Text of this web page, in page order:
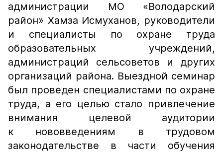
администрации МО «Володарский
район» Хамза Исмуханов, руководители
и специалисты по охране труда
образовательных учреждений,
администраций сельсоветов и других
организаций района. Выездной семинар
был проведен специалистами по охране
труда, а его целью стало привлечение
внимания целевой аудитории
к нововведениям в трудовом
законодательстве в части обучения